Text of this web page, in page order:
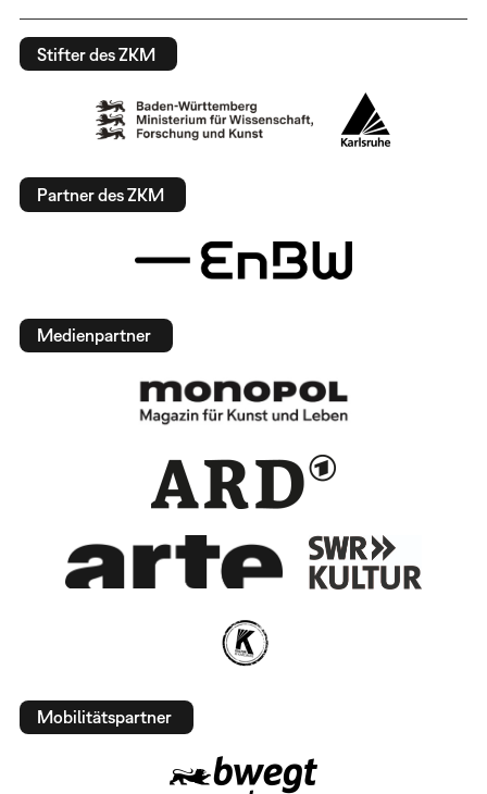
Stifter des ZKM
Partner des ZKM
Medienpartner
Mobilitätspartner